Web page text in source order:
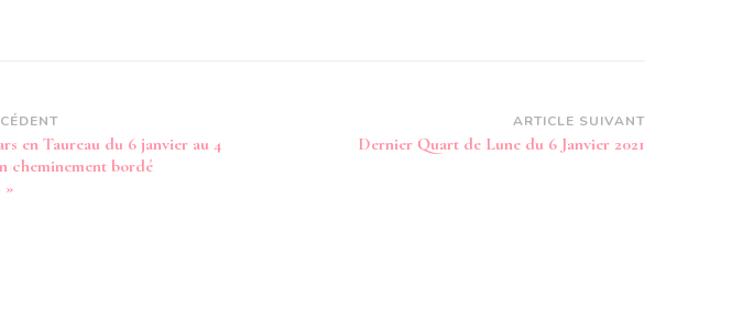
en Taureau du 6 janvier au 4
cheminement bordé
»
ARTICLE SUIVANT
Dernier Quart de Lune du 6 Janvier 2021